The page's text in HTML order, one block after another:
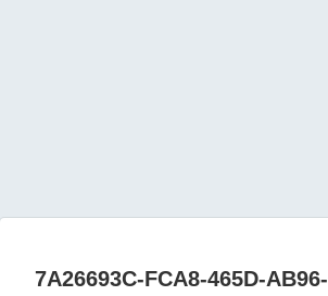
7A26693C-FCA8-465D-AB96-